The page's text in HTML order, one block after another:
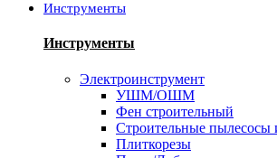
Инструменты
Инструменты
Электроинструмент
УШМ/ОШМ
Фен строительный
Строительные пылесосы
Плиткорезы